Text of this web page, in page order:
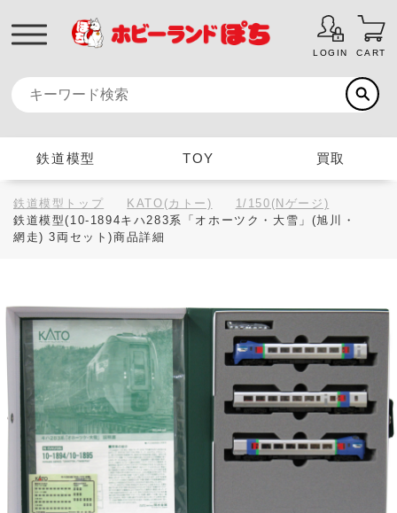
LOGIN CART
鉄道模型 TOY 買取
鉄道模型トップ KATO(カトー)
1/150(Nゲージ)
鉄道模型(10-1894キハ283系「オホーツク・大雪」(旭川・
網走) 3両セット)商品詳細